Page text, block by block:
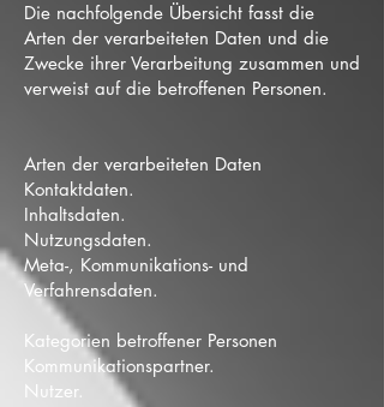
Die nachfolgende Übersicht fasst die
Arten der verarbeiteten Daten und die
Zwecke ihrer Verarbeitung zusammen und
verweist auf die betroffenen Personen.
Arten der verarbeiteten Daten
Kontaktdaten.
Inhaltsdaten.
Nutzungsdaten.
Meta-, Kommunikations- und
Verfahrensdaten.
Kategorien betroffener Personen
Kommunikationspartner.
Nutzer.